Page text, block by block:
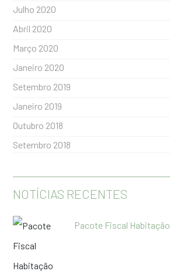
Julho 2020
Abril 2020
Março 2020
Janeiro 2020
Setembro 2019
Janeiro 2019
Outubro 2018
Setembro 2018
NOTÍCIAS RECENTES
Pacote Fiscal Habitação